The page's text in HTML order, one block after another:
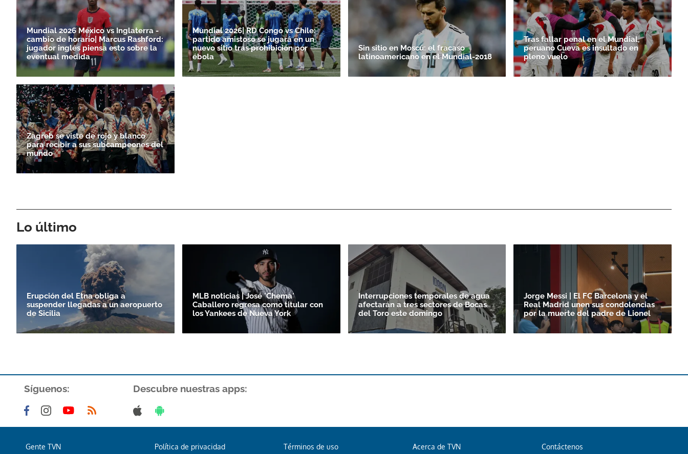
Mundial 2026 México vs Inglaterra -
cambio de horario| Marcus Rashford:
jugador inglés piensa esto sobre la
eventual medida
Mundial 2026| RD Congo vs Chile:
partido amistoso se jugará en un
nuevo sitio tras prohibición por
ébola
Sin sitio en Moscú: el fracaso
latinoamericano en el Mundial-2018
Tras fallar penal en el Mundial,
peruano Cueva es insultado en
pleno vuelo
Zagreb se viste de rojo y blanco
para recibir a sus subcampeones del
mundo
Lo último
Erupción del Etna obliga a
suspender llegadas a un aeropuerto
de Sicilia
MLB noticias | José 'Chema'
Caballero regresa como titular con
los Yankees de Nueva York
Interrupciones temporales de agua
afectarán a tres sectores de Bocas
del Toro este domingo
Jorge Messi | El FC Barcelona y el
Real Madrid unen sus condolencias
por la muerte del padre de Lionel
Síguenos: Descubre nuestras apps:
Gente TVN Política de privacidad Términos de uso Acerca de TVN Contáctenos